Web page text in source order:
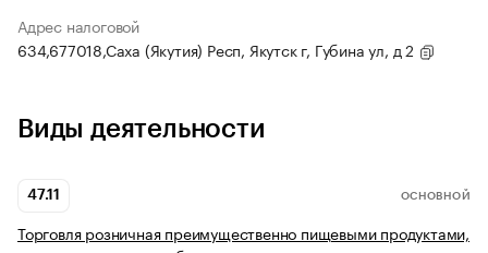
Адрес налоговой
634,677018,Саха (Якутия) Респ, Якутск г, Губина ул, д 2
Виды деятельности
47.11 ОСНОВНОЙ
Торговля розничная преимущественно пищевыми продуктами,